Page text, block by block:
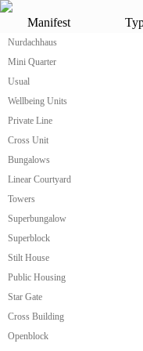
Manifest
Nurdachhaus
Mini Quarter
Usual
Wellbeing Units
Private Line
Cross Unit
Bungalows
Linear Courtyard
Towers
Superbungalow
Superblock
Stilt House
Public Housing
Star Gate
Cross Building
Openblock
Shieling
Kleines praktisches Shieling
atmehat das wahrscheinlich
modular erweiterbar und
bietet es seinen
allen notwendigen
richtige Größe, um einfach
werden.
Shieling passt sich
DieAnpassung
gewährleistet, dass das
konstruktiven Hülle
NutzerInnen und